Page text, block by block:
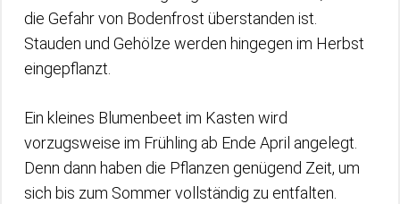
die Gefahr von Bodenfrost überstanden ist.
Stauden und Gehölze werden hingegen im Herbst
eingepflanzt.
Ein kleines Blumenbeet im Kasten wird
vorzugsweise im Frühling ab Ende April angelegt.
Denn dann haben die Pflanzen genügend Zeit, um
sich bis zum Sommer vollständig zu entfalten.